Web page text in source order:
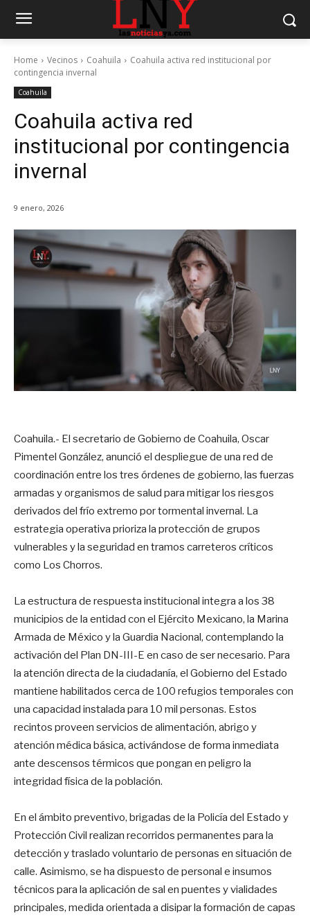
Home Vecinos Coahuila
Coahuila activa red institucional por
contingencia invernal
Coahuila
Coahuila activa red
institucional por contingencia
invernal
9 enero, 2026
Coahuila.- El secretario de Gobierno de Coahuila, Oscar
Pimentel González, anunció el despliegue de una red de
coordinación entre los tres órdenes de gobierno, las fuerzas
armadas y organismos de salud para mitigar los riesgos
derivados del frío extremo por tormental invernal. La
estrategia operativa prioriza la protección de grupos
vulnerables y la seguridad en tramos carreteros críticos
como Los Chorros.
La estructura de respuesta institucional integra a los 38
municipios de la entidad con el Ejército Mexicano, la Marina
Armada de México y la Guardia Nacional, contemplando la
activación del Plan DN-III-E en caso de ser necesario. Para
la atención directa de la ciudadanía, el Gobierno del Estado
mantiene habilitados cerca de 100 refugios temporales con
una capacidad instalada para 10 mil personas. Estos
recintos proveen servicios de alimentación, abrigo y
atención médica básica, activándose de forma inmediata
ante descensos térmicos que pongan en peligro la
integridad física de la población.
En el ámbito preventivo, brigadas de la Policía del Estado y
Protección Civil realizan recorridos permanentes para la
detección y traslado voluntario de personas en situación de
calle. Asimismo, se ha dispuesto de personal e insumos
técnicos para la aplicación de sal en puentes y vialidades
principales, medida orientada a disipar la formación de capas